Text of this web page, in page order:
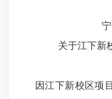
关于江下新
因江下新校区项